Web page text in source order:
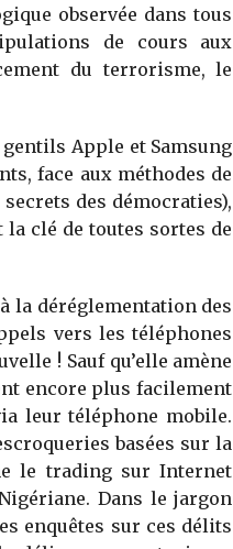
observée dans tous
de cours aux
du terrorisme, le
gentils Apple et Samsung
face aux méthodes de
des démocraties),
clé de toutes sortes de
la déréglementation des
vers les téléphones
! Sauf qu’elle amène
encore plus facilement
leur téléphone mobile.
basées sur la
le trading sur Internet
Dans le jargon
enquêtes sur ces délits